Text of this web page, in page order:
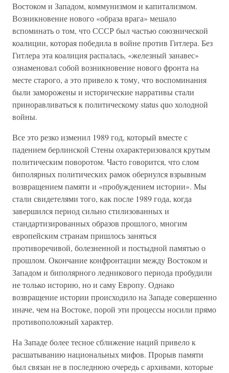
Востоком и Западом, коммунизмом и капитализмом.
Возникновение нового «образа врага» мешало
вспоминать о том, что СССР был частью союзнической
коалиции, которая победила в войне против Гитлера. Без
Гитлера эта коалиция распалась, «железный занавес»
ознаменовал собой возникновение нового фронта на
месте старого, а это привело к тому, что воспоминания
были заморожены и исторические нарративы стали
приноравливаться к политическому status quo холодной
войны.
Все это резко изменил 1989 год, который вместе с
падением берлинской Стены охарактеризовался крутым
политическим поворотом. Часто говорится, что слом
биполярных политических рамок обернулся взрывным
возвращением памяти и «пробуждением истории». Мы
стали свидетелями того, как после 1989 года, когда
завершился период сильно стилизованных и
стандартизированных образов прошлого, многим
европейским странам пришлось заняться
противоречивой, болезненной и постыдной памятью о
прошлом. Окончание конфронтации между Востоком и
Западом и биполярного ледникового периода пробудили
не только историю, но и саму Европу. Однако
возвращение истории происходило на Западе совершенно
иначе, чем на Востоке, порой эти процессы носили прямо
противоположный характер.
На Западе более тесное сближение наций привело к
расшатыванию национальных мифов. Прорыв памяти
был связан не в последнюю очередь с архивами, которые